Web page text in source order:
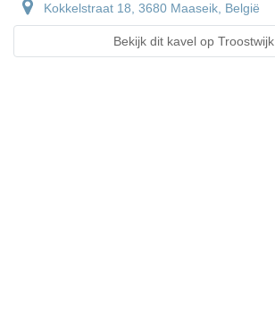
Kokkelstraat 18, 3680 Maaseik, België
Bekijk dit kavel op Troostwijk